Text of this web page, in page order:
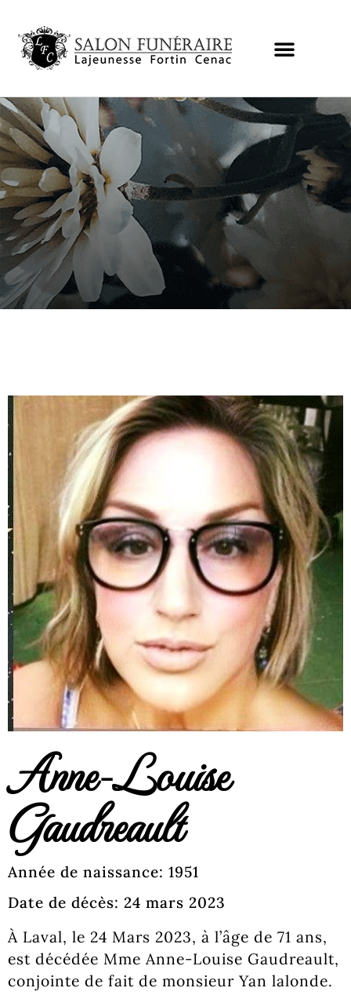
Anne-Louise
Gaudreault
Année de naissance: 1951
Date de décès: 24 mars 2023
À Laval, le 24 Mars 2023, à l’âge de 71 ans,
est décédée Mme Anne-Louise Gaudreault,
conjointe de fait de monsieur Yan lalonde.